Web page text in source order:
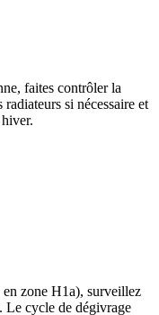
faites contrôler la
si nécessaire et
en zone H1a), surveillez
Le cycle de dégivrage